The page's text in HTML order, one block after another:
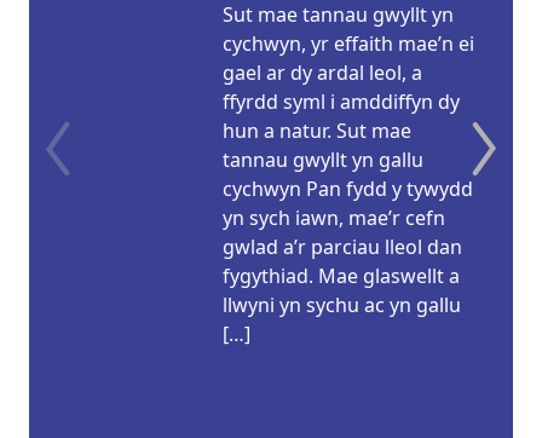
Sut mae tannau gwyllt yn
cychwyn, yr effaith mae’n ei
gael ar dy ardal leol, a
ffyrdd syml i amddiffyn dy
hun a natur. Sut mae
tannau gwyllt yn gallu
cychwyn Pan fydd y tywydd
yn sych iawn, mae’r cefn
gwlad a’r parciau lleol dan
fygythiad. Mae glaswellt a
llwyni yn sychu ac yn gallu
[…]